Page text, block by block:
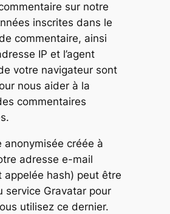
sur notre
inscrites dans le
commentaire, ainsi
IP et l’agent
votre navigateur sont
nous aider à la
commentaires
anonymisée créée à
adresse e-mail
appelée hash) peut être
service Gravatar pour
utilisez ce dernier.